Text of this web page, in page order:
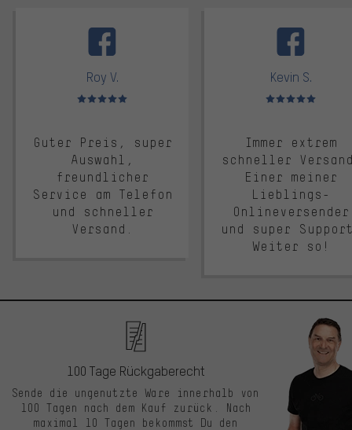
Roy V.
Bewertungen: 5 von 5
Guter Preis, super
Auswahl,
freundlicher
Service am Telefon
und schneller
Versand.
Kevin S.
Bewertungen: 5 von 5
Immer extrem
schneller
Einer meiner
Lieblings-
Onlineversender
und super
Weiter so!
100 Tage Rückgaberecht
Sende die ungenutzte Ware innerhalb von
100 Tagen nach dem Kauf zurück. Nach
maximal 10 Tagen bekommst Du den